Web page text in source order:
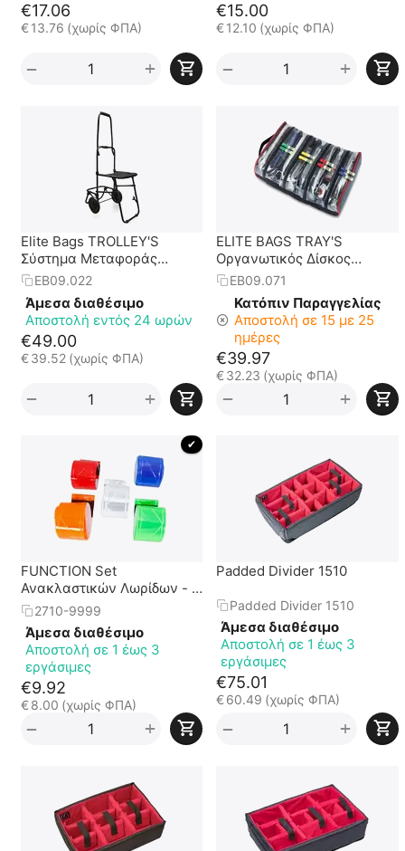
€17.06
€ 13.76 (χωρίς ΦΠΑ)
+
−
€15.00
€12.10 (χωρίς ΦΠΑ)
+
−
Elite Bags TROLLEY'S
Σύστημα Μεταφοράς
Τσαντών
EB09.022
Άμεσα διαθέσιμο
Αποστολή εντός 24 ωρών
€49.00
€ 39.52 (χωρίς ΦΠΑ)
+
−
ELITE BAGS TRAY'S
Οργανωτικός Δίσκος
Ταξινόμησης Ιατρικών
EB09.071
Κατόπιν Παραγγελίας
Αποστολή σε 15 με 25
ημέρες
€39.97
€32.23 (χωρίς ΦΠΑ)
+
−
✔
FUNCTION Set
Ανακλαστικών Λωρίδων - 5
τεμ / 5 χρώματα
2710-9999
Άμεσα διαθέσιμο
Αποστολή σε 1 έως 3
εργάσιμες
€9.92
€ 8.00 (χωρίς ΦΠΑ)
+
−
Padded Divider 1510
Padded Divider 1510
Άμεσα διαθέσιμο
Αποστολή σε 1 έως 3
εργάσιμες
€75.01
€60.49 (χωρίς ΦΠΑ)
+
−